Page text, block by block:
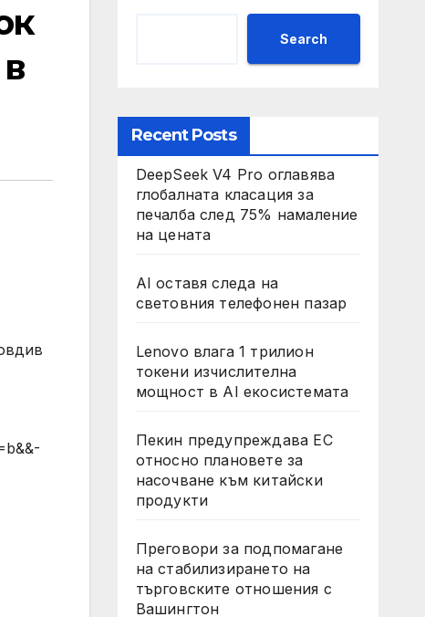
Search
Recent Posts
DeepSeek V4 Pro оглавява
глобалната класация за
печалба след 75% намаление
на цената
AI оставя следа на
световния телефонен пазар
Lenovo влага 1 трилион
токени изчислителна
мощност в AI екосистемата
Пекин предупреждава ЕС
относно плановете за
насочване към китайски
продукти
Преговори за подпомагане
на стабилизирането на
търговските отношения с
Вашингтон